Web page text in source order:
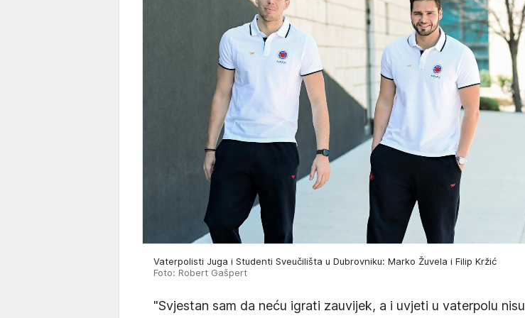
Vaterpolisti Juga i Studenti Sveučilišta u Dubrovniku: Marko Žuvela i Filip Kržić
Foto: Robert Gašpert
"Svjestan sam da neću igrati zauvijek, a i uvjeti u vaterpolu nisu